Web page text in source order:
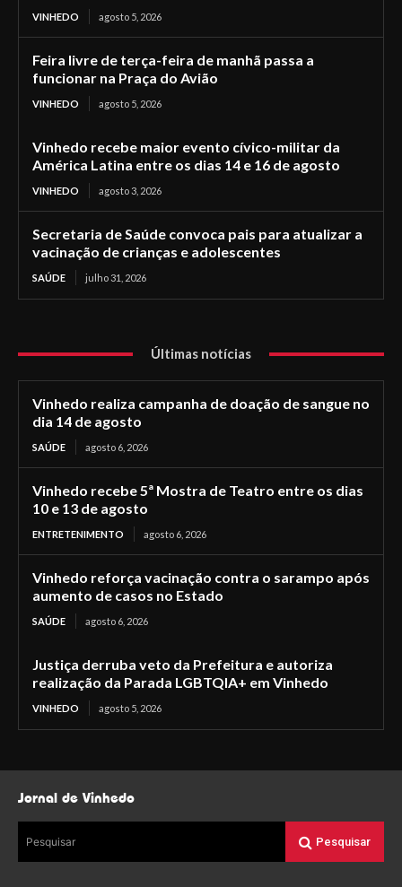
VINHEDO agosto 5, 2026
Feira livre de terça-feira de manhã passa a
funcionar na Praça do Avião
VINHEDO agosto 5, 2026
Vinhedo recebe maior evento cívico-militar da
América Latina entre os dias 14 e 16 de agosto
VINHEDO agosto 3, 2026
Secretaria de Saúde convoca pais para atualizar a
vacinação de crianças e adolescentes
SAÚDE julho 31, 2026
Últimas notícias
Vinhedo realiza campanha de doação de sangue no
dia 14 de agosto
SAÚDE agosto 6, 2026
Vinhedo recebe 5ª Mostra de Teatro entre os dias
10 e 13 de agosto
ENTRETENIMENTO agosto 6, 2026
Vinhedo reforça vacinação contra o sarampo após
aumento de casos no Estado
SAÚDE agosto 6, 2026
Justiça derruba veto da Prefeitura e autoriza
realização da Parada LGBTQIA+ em Vinhedo
VINHEDO agosto 5, 2026
Jornal de Vinhedo
Pesquisar Pesquisar